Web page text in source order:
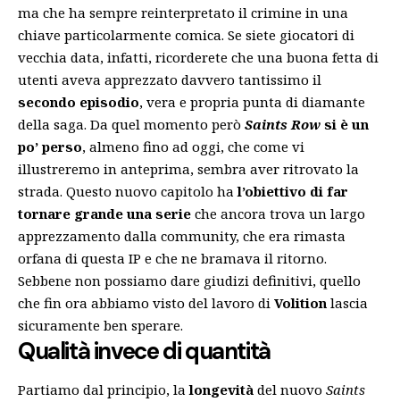
ma che ha sempre reinterpretato il crimine in una
chiave particolarmente comica. Se siete giocatori di
vecchia data, infatti, ricorderete che una buona fetta di
utenti aveva apprezzato davvero tantissimo il
secondo episodio, vera e propria punta di diamante
della saga. Da quel momento però Saints Row si è un
po’ perso, almeno fino ad oggi, che come vi
illustreremo in anteprima, sembra aver ritrovato la
strada. Questo nuovo capitolo ha l’obiettivo di far
tornare grande una serie che ancora trova un largo
apprezzamento dalla community, che era rimasta
orfana di questa IP e che ne bramava il ritorno.
Sebbene non possiamo dare giudizi definitivi, quello
che fin ora abbiamo visto del lavoro di Volition lascia
sicuramente ben sperare.
Qualità invece di quantità
Partiamo dal principio, lalongevità del nuovo Saints